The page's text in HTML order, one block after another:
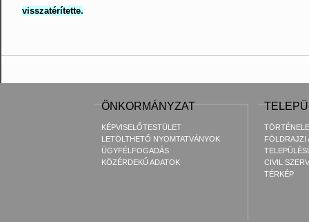
visszatérítette.
ÖNKORMÁNYZAT
KÉPVISELŐTESTÜLET
LETÖLTHETŐ NYOMTATVÁNYOK
ÜGYFÉLFOGADÁS
KÖZÉRDEKŰ ADATOK
FÖLDRAJZI
CIVIL
TÉRKÉP